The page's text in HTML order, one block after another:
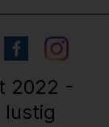
2022 -
lustig